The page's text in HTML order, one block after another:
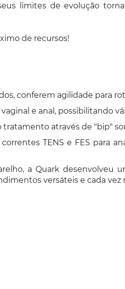
limites de evolução
de recursos!
conferem agilidade para
e anal, possibilitando
através de "bip"
TENS e FES para
a Quark desenvolveu
versáteis e cada vez